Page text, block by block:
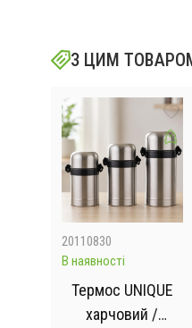
З ЦИМ
20110830
В наявності
Термос UNIQUE
харчовий /